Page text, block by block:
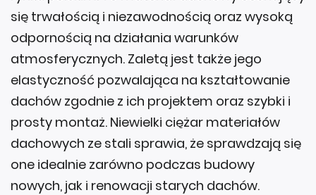
się trwałością i niezawodnością oraz wysoką
odpornością na działania warunków
atmosferycznych. Zaletą jest także jego
elastyczność pozwalająca na kształtowanie
dachów zgodnie z ich projektem oraz szybki i
prosty montaż. Niewielki ciężar materiałów
dachowych ze stali sprawia, że sprawdzają się
one idealnie zarówno podczas budowy
nowych, jak i renowacji starych dachów.